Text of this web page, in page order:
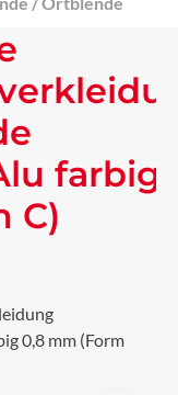
farbig
C)